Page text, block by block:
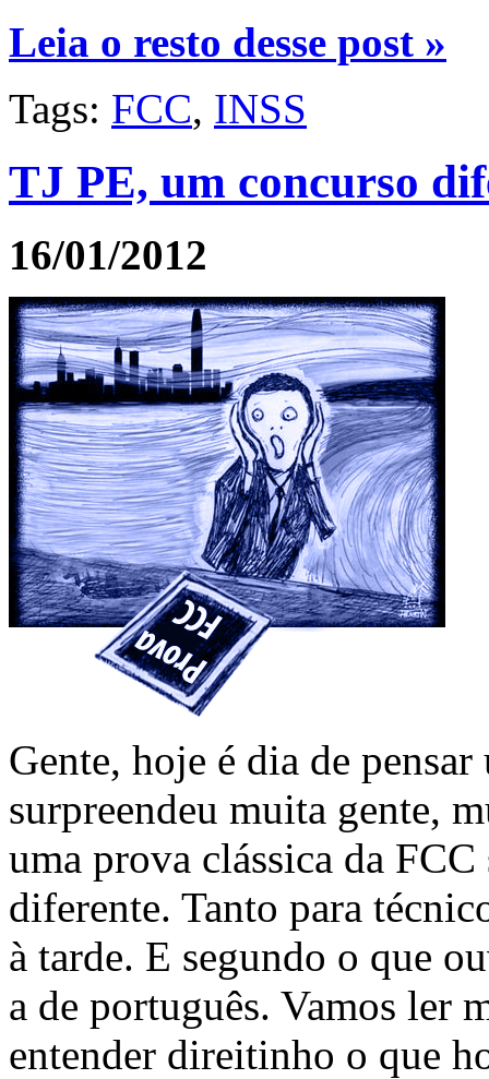
Leia o resto desse post »
Tags: FCC, INSS
TJ PE, um concurso
16/01/2012
Gente, hoje é dia de
surpreendeu muita gente,
uma prova clássica da
diferente. Tanto para
à tarde. E segundo o que
a de português. Vamos ler
entender direitinho o que